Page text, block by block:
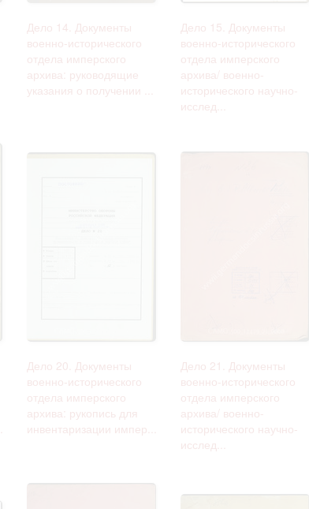
Дело 14. Документы
военно-исторического
отдела имперского
архива: руководящие
указания о получении ...
Дело 15. Документы
военно-исторического
отдела имперского
архива/ военно-
исторического научно-
исслед...
Дело 20. Документы
военно-исторического
отдела имперского
архива: рукопись для
инвентаризации импер...
Дело 21. Документы
военно-исторического
отдела имперского
архива/ военно-
исторического научно-
исслед...